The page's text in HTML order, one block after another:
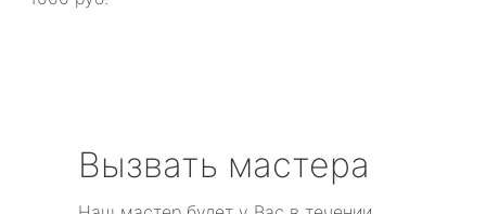
Вызвать мастера